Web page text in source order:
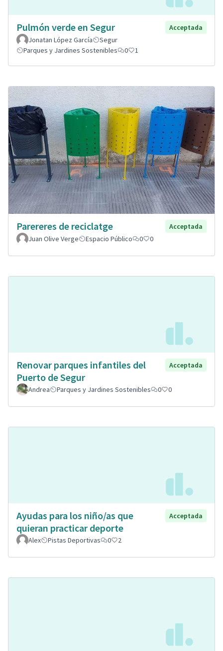
Pulmón verde en Segur
Acceptada
Jonatan López García
Segur
Parques y Jardines Sostenibles
0 1
Parereres de reciclatge
Acceptada
Juan Olive Verge
Espacio Público 0 0
Renovar parques infantiles del
Puerto de Segur
Acceptada
Andrea Parques y Jardines Sostenibles 0 0
Ayudas para los niño/as que
quieran practicar deporte
Acceptada
Alex Pistas Deportivas 0 2